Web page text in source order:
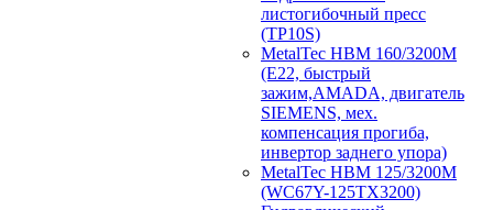
листогибочный пресс
(TP10S)
MetalTec HBM 160/3200M
(E22, быстрый
зажим,AMADA, двигатель
SIEMENS, мех.
компенсация прогиба,
инвертор заднего упора)
MetalTec HBM 125/3200M
(WC67Y-125TX3200)